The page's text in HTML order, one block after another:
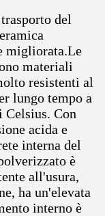
del
migliorata.Le
materiali
resistenti al
lungo tempo a
Celsius. Con
acida e
interna del
è
all'usura,
ha un'elevata
interno è